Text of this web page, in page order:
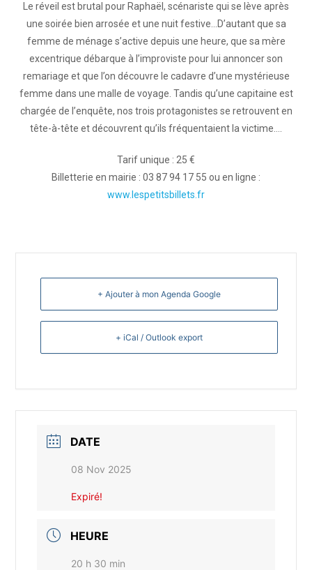
Le réveil est brutal pour Raphaël, scénariste qui se lève après
une soirée bien arrosée et une nuit festive…D’autant que sa
femme de ménage s’active depuis une heure, que sa mère
excentrique débarque à l’improviste pour lui annoncer son
remariage et que l’on découvre le cadavre d’une mystérieuse
femme dans une malle de voyage. Tandis qu’une capitaine est
chargée de l’enquête, nos trois protagonistes se retrouvent en
tête-à-tête et découvrent qu’ils fréquentaient la victime….
Tarif unique : 25 €
Billetterie en mairie : 03 87 94 17 55 ou en ligne :
www.lespetitsbillets.fr
+ Ajouter à mon Agenda Google
+ iCal / Outlook export
DATE
08 Nov 2025
Expiré!
HEURE
20 h 30 min